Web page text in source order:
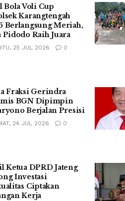
Bola Voli Cup
Karangtengah
Berlangsung Meriah,
Pidodo Raih Juara
25 JUL 2026 0
Fraksi Gerindra
BGN Dipimpin
Berjalan Presisi
24 JUL 2026 0
Ketua DPRD Jateng
Investasi
Ciptakan
Kerja